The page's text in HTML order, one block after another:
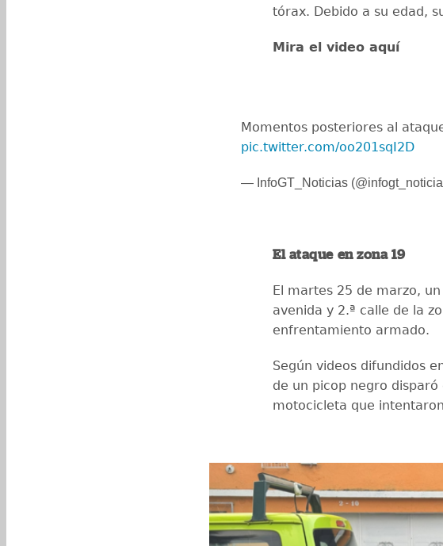
tórax. Debido a su edad,
Mira el video aquí
Momentos posteriores al
pic.twitter.com/oo201sqI2D
— InfoGT_Noticias
El ataque en zona 19
El martes 25 de marzo,
avenida y 2.ª calle de la
enfrentamiento armado.
Según videos difundidos
de un picop negro
motocicleta que